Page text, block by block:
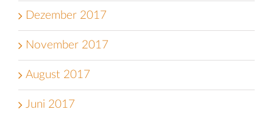
Dezember 2017
November 2017
August 2017
Juni 2017